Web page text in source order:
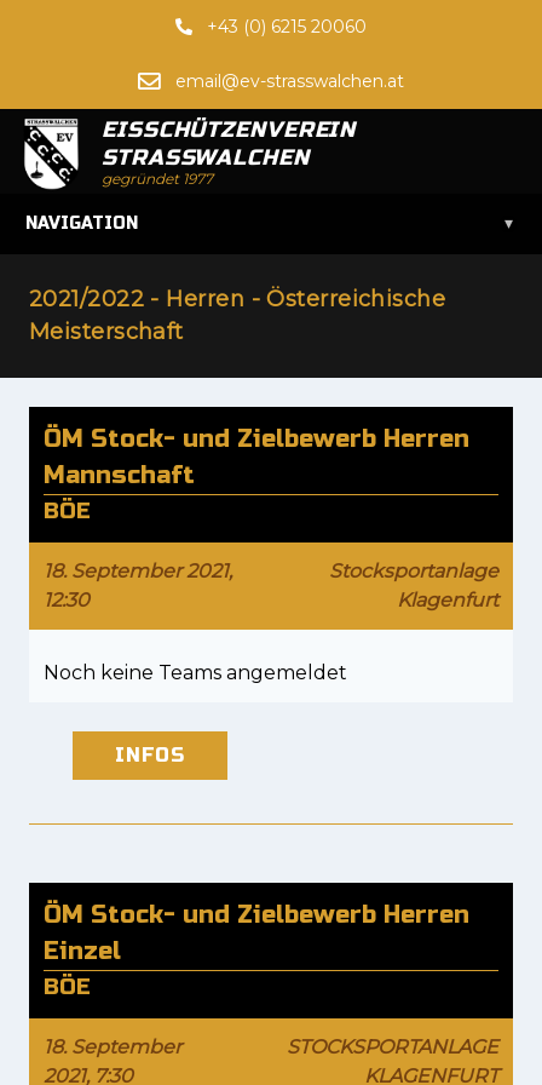
+43 (0) 6215 20060
email@ev-strasswalchen.at
EISSCHÜTZENVEREIN
STRASSWALCHEN
gegründet 1977
NAVIGATION ▾
2021/2022 - Herren - Österreichische
Meisterschaft
ÖM Stock- und Zielbewerb Herren
Mannschaft
BÖE
18. September 2021,
12:30
Stocksportanlage
Klagenfurt
Noch keine Teams angemeldet
INFOS
ÖM Stock- und Zielbewerb Herren
Einzel
BÖE
18. September
2021, 7:30
STOCKSPORTANLAGE
KLAGENFURT